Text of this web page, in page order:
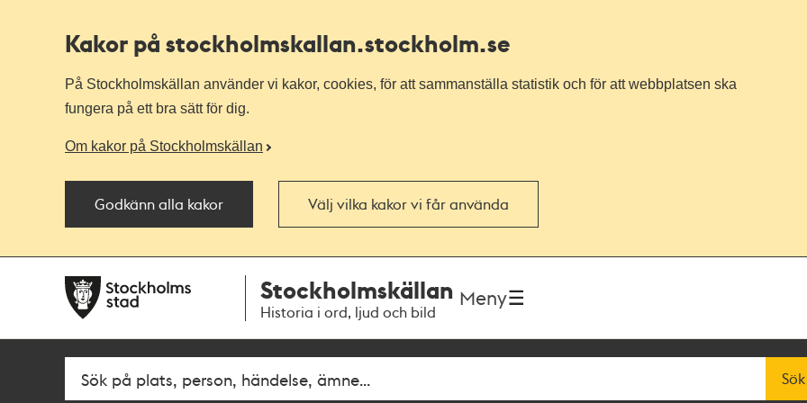
Kakor på stockholmskallan.stockholm.se
På Stockholmskällan använder vi kakor, cookies, för att sammanställa statistik och för att webbplatsen ska
fungera på ett bra sätt för dig.
Om kakor på Stockholmskällan
Godkänn alla kakor Välj vilka kakor vi får använda
navigationen
huvudinnehållet
Stockholmskällan
Historia i ord, ljud och bild
Meny
Fritextsök Sök